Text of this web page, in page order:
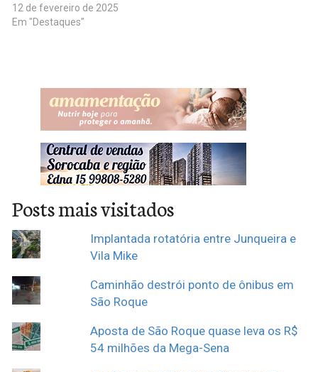
12 de fevereiro de 2025
Em "Destaques"
Posts mais visitados
Implantada rotatória entre Junqueira e
Vila Mike
Caminhão destrói ponto de ônibus em
São Roque
Aposta de São Roque quase leva os R$
54 milhões da Mega-Sena